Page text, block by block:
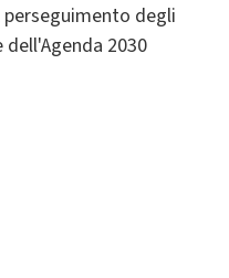
degli
2030